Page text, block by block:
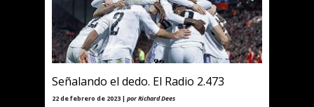
Señalando el dedo. El Radio 2.473
22 de febrero de 2023 | por Richard Dees